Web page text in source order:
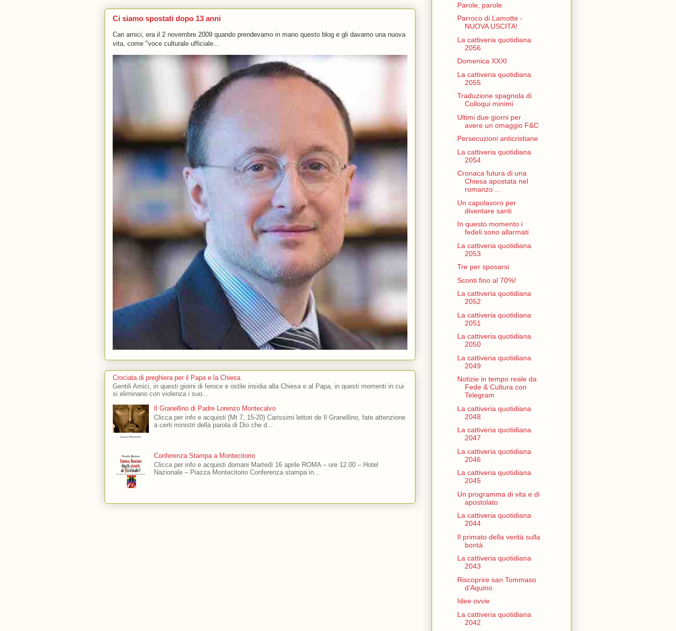
Ci siamo spostati dopo 13 anni
Cari amici, era il 2 novembre 2009 quando prendevamo in mano questo blog e gli davamo una nuova
vita, come "voce culturale ufficiale...
Crociata di preghiera per il Papa e la Chiesa
Gentili Amici, in questi giorni di feroce e ostile insidia alla Chiesa e al Papa, in questi momenti in cui
si eliminano con violenza i suo...
Il Granellino di Padre Lorenzo Montecalvo
Clicca per info e acquisti (Mt 7, 15-20) Carissimi lettori de Il Granellino, fate attenzione
a certi ministri della parola di Dio che d...
Conferenza Stampa a Montecitorio
Clicca per info e acquisti domani Martedì 16 aprile ROMA – ore 12.00 – Hotel
Nazionale – Piazza Montecitorio Conferenza stampa in...
Parole, parole
Parroco di Lamotte -
NUOVA USCITA!
La cattiveria quotidiana
2056
Domenica XXXI
La cattiveria quotidiana
2055
Traduzione spagnola di
Colloqui minimi
Ultimi due giorni per
avere un omaggio F&C
Persecuzioni anticristiane
La cattiveria quotidiana
2054
Cronaca futura di una
Chiesa apostata nel
romanzo ...
Un capolavoro per
diventare santi
In questo momento i
fedeli sono allarmati
La cattiveria quotidiana
2053
Tre per sposarsi
Sconti fino al 70%!
La cattiveria quotidiana
2052
La cattiveria quotidiana
2051
La cattiveria quotidiana
2050
La cattiveria quotidiana
2049
Notizie in tempo reale da
Fede & Cultura con
Telegram
La cattiveria quotidiana
2048
La cattiveria quotidiana
2047
La cattiveria quotidiana
2046
La cattiveria quotidiana
2045
Un programma di vita e di
apostolato
La cattiveria quotidiana
2044
Il primato della verità sulla
bontà
La cattiveria quotidiana
2043
Riscoprire san Tommaso
d’Aquino
Idee ovvie
La cattiveria quotidiana
2042